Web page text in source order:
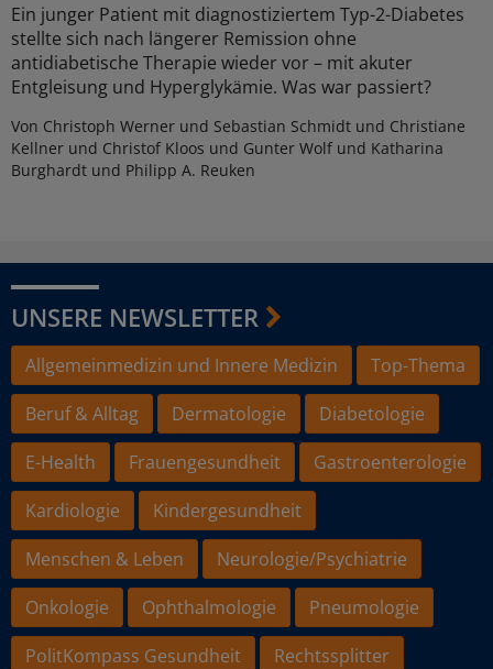
Ein junger Patient mit diagnostiziertem Typ-2-Diabetes
stellte sich nach längerer Remission ohne
antidiabetische Therapie wieder vor – mit akuter
Entgleisung und Hyperglykämie. Was war passiert?
Von Christoph Werner und Sebastian Schmidt und Christiane
Kellner und Christof Kloos und Gunter Wolf und Katharina
Burghardt und Philipp A. Reuken
UNSERE NEWSLETTER
Allgemeinmedizin und Innere Medizin
Top-Thema
Beruf & Alltag
Dermatologie
Diabetologie
E-Health
Frauengesundheit
Gastroenterologie
Kardiologie
Kindergesundheit
Menschen & Leben
Neurologie/Psychiatrie
Onkologie
Ophthalmologie
Pneumologie
PolitKompass Gesundheit
Rechtssplitter